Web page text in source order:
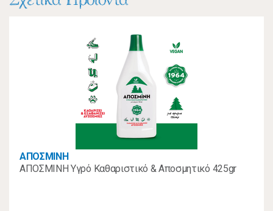
ΑΠΟΣΜΙΝΗ
ΑΠΟΣΜΙΝΗ Υγρό Καθαριστικό & Αποσμητικό 425gr